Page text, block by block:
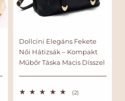
Dollcini Elegáns Fekete
Női Hátizsák – Kompakt
Műbőr Táska Macis Dísszel
(2)2